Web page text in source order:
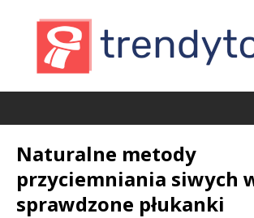
Naturalne metody
przyciemniania siwych
sprawdzone płukanki